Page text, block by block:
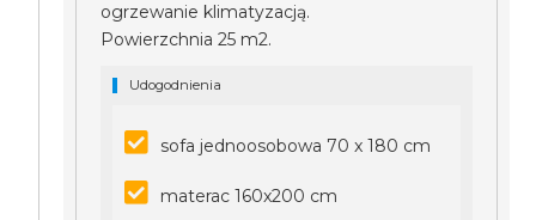
ogrzewanie klimatyzacją.
Powierzchnia 25 m2.
Udogodnienia
sofa jednoosobowa 70 x 180 cm
materac 160x200 cm